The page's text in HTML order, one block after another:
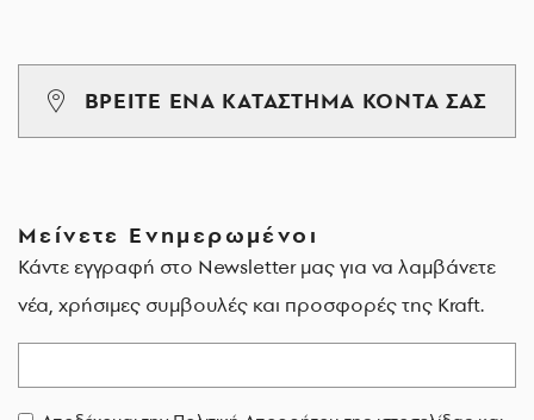
ΒΡΕΙΤΕ ΕΝΑ ΚΑΤΑΣΤΗΜΑ ΚΟΝΤΑ ΣΑΣ
Μείνετε Ενημερωμένοι
Κάντε εγγραφή στο Newsletter μας για να λαμβάνετε
νέα, χρήσιμες συμβουλές και προσφορές της Kraft.